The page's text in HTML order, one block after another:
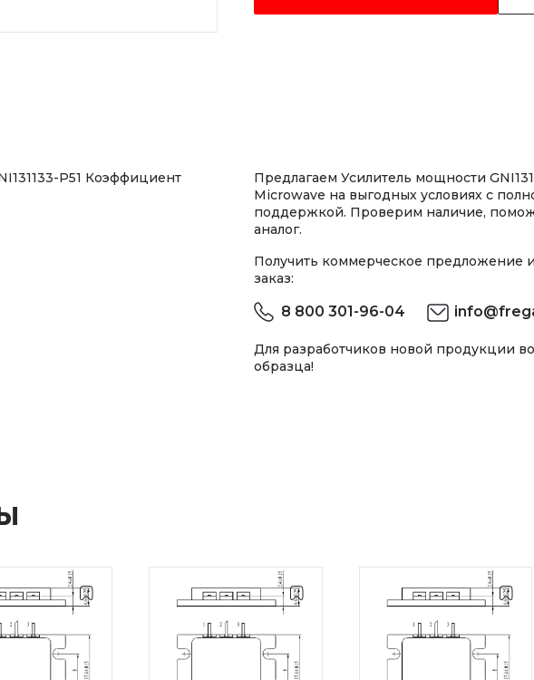
P51 Коэффициент
Предлагаем Усилитель мощности
Microwave на выгодных условиях с
поддержкой. Проверим наличие,
аналог.
Получить коммерческое предложение
заказ:
8 800 301-96-04
Для разработчиков новой продукции
образца!